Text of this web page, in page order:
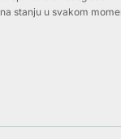
na stanju u svakom